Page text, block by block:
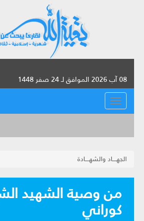
08 آب 2026 الموافق لـ 24 صفر 1448
القائمة
الجهــــاد والشهــــادة
من وصية الشهيد
كوراني‏